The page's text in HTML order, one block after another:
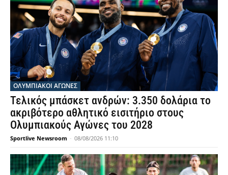
ΟΛΥΜΠΙΑΚΟΊ ΑΓΏΝΕΣ
Τελικός μπάσκετ ανδρών: 3.350 δολάρια το
ακριβότερο αθλητικό εισιτήριο στους
Ολυμπιακούς Αγώνες του 2028
Sportlive Newsroom - 08/08/2026 11:10